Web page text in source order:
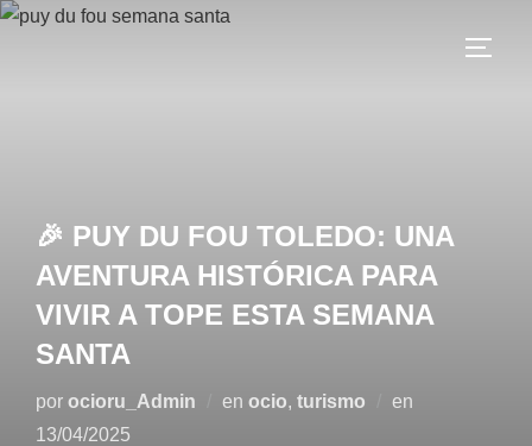
🎉 PUY DU FOU TOLEDO: UNA
AVENTURA HISTÓRICA PARA
VIVIR A TOPE ESTA SEMANA
SANTA
por ocioru_Admin en ocio, turismo
en
13/04/2025